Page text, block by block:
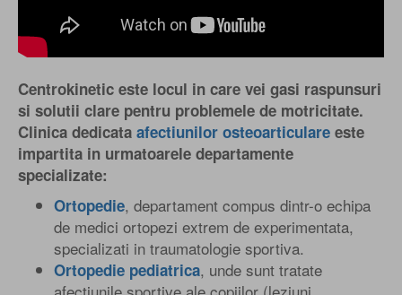
Centrokinetic este locul in care vei gasi raspunsuri
si solutii clare pentru problemele de motricitate.
Clinica dedicata afectiunilor osteoarticulare este
impartita in urmatoarele departamente
specializate:
Ortopedie, departament compus dintr-o echipa
de medici ortopezi extrem de experimentata,
specializati in traumatologie sportiva.
Ortopedie pediatrica, unde sunt tratate